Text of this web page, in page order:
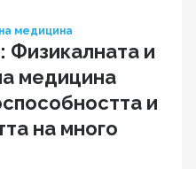
медицина
и
медицина
и
на много